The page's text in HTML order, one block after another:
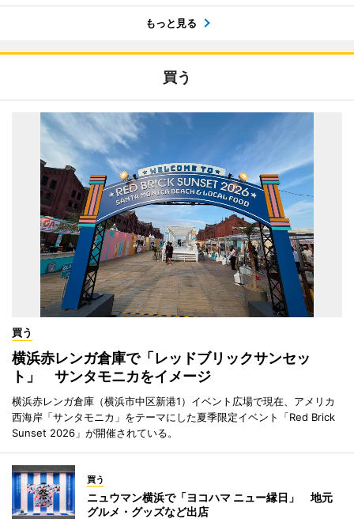
もっと見る
買う
買う
横浜赤レンガ倉庫で「レッドブリックサンセッ
ト」 サンタモニカをイメージ
横浜赤レンガ倉庫（横浜市中区新港1）イベント広場で現在、アメリカ
西海岸「サンタモニカ」をテーマにした夏季限定イベント「Red Brick
Sunset 2026」が開催されている。
買う
ニュウマン横浜で「ヨコハマ ニュー縁日」 地元
グルメ・グッズなど出店